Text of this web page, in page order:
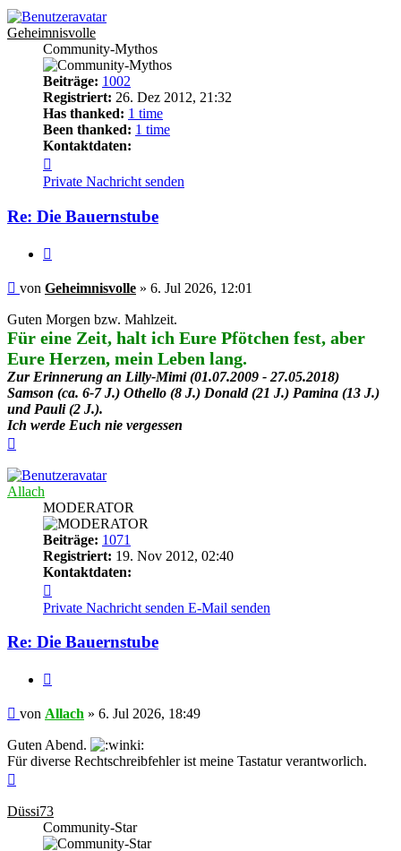
Geheimnisvolle
Community-Mythos
Beiträge: 1002
Registriert: 26. Dez 2012, 21:32
Has thanked: 1 time
Been thanked: 1 time
Kontaktdaten:
von
Geheimnisvolle
Private Nachricht senden
Re: Die Bauernstube
Beitrag
von Geheimnisvolle » 6. Jul 2026, 12:01
Guten Morgen bzw. Mahlzeit.
Für eine Zeit, halt ich Eure Pfötchen fest, aber
Eure Herzen, mein Leben lang.
Zur Erinnerung an Lilly-Mimi (01.07.2009 - 27.05.2018)
Samson (ca. 6-7 J.) Othello (8 J.) Donald (21 J.) Pamina (13 J.)
und Pauli (2 J.).
Ich werde Euch nie vergessen
Allach
MODERATOR
Beiträge: 1071
Registriert: 19. Nov 2012, 02:40
Kontaktdaten:
von
Allach
Private Nachricht senden E-Mail senden
Re: Die Bauernstube
Beitrag
von Allach » 6. Jul 2026, 18:49
Guten Abend.
Für diverse Rechtschreibfehler ist meine Tastatur verantworlich.
Düssi73
Community-Star